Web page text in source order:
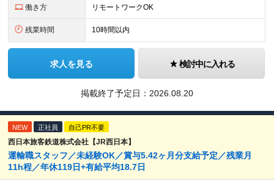
働き方 リモートワークOK
残業時間 10時間以内
求人を見る 検討中に入れる
掲載終了予定日： 2026.08.20
NEW 正社員 自己PR不要
西日本旅客鉄道株式会社【JR西日本】
運輸職スタッフ／未経験OK／賞与5.42ヶ月分支給予定／残業月
11h程／年休119日+有給平均18.7日